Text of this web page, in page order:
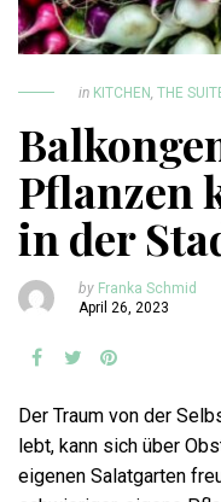
in KITCHEN, THE
Pflanzen
in der
by Franka Schmid
April 26, 2023
Der Traum von der
lebt, kann sich über
eigenen Salatgarten